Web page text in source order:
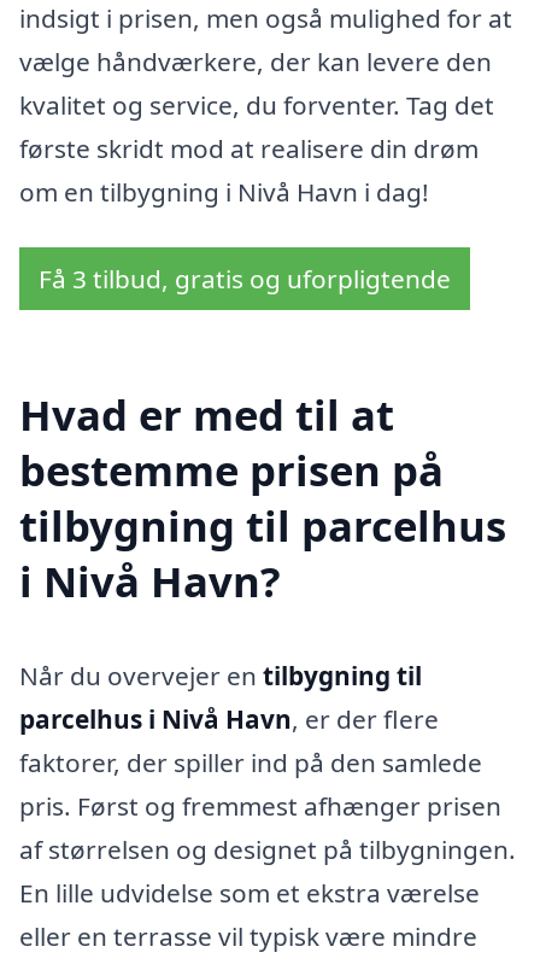
indsigt i prisen, men også mulighed for at
vælge håndværkere, der kan levere den
kvalitet og service, du forventer. Tag det
første skridt mod at realisere din drøm
om en tilbygning i Nivå Havn i dag!
Få 3 tilbud, gratis og uforpligtende
Hvad er med til at
bestemme prisen på
tilbygning til parcelhus
i Nivå Havn?
Når du overvejer en tilbygning til
parcelhus i Nivå Havn, er der flere
faktorer, der spiller ind på den samlede
pris. Først og fremmest afhænger prisen
af størrelsen og designet på tilbygningen.
En lille udvidelse som et ekstra værelse
eller en terrasse vil typisk være mindre